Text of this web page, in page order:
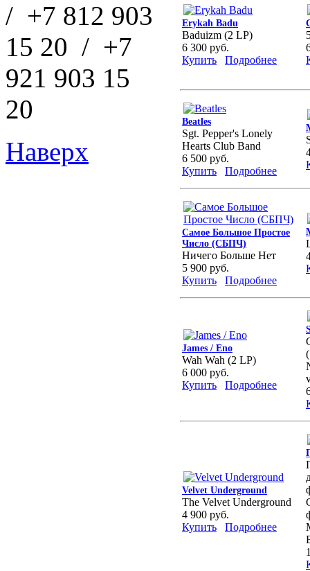
Erykah Badu
Baduizm (2 LP)
6 300 руб.
Купить
Подробнее
Beatles
Sgt. Pepper's Lonely
Hearts Club Band
6 500 руб.
Купить
Подробнее
Самое Большое Простое
Число (СБПЧ)
Ничего Больше Нет
5 900 руб.
Купить
Подробнее
James / Eno
Wah Wah (2 LP)
6 000 руб.
Купить
Подробнее
Velvet Underground
The Velvet Underground
4 900 руб.
Купить
Подробнее
/ +7 812 903
15 20 / +7
921 903 15
20
Наверх